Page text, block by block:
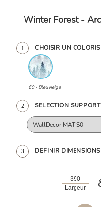
Winter Forest -
1 CHOISIR UN COLORIS
60 - Bleu Neige
2 SELECTION SUPPORT
3 DEFINIR
Largeur